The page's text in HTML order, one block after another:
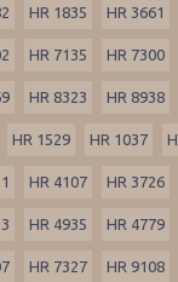
HR 1835 HR 3661
HR 7135 HR 7300
HR 8323 HR 8938
HR 1529 HR 1037
HR 4107 HR 3726
HR 4935 HR 4779
HR 7327 HR 9108